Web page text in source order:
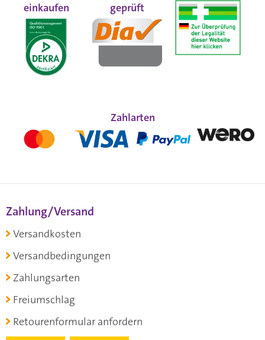
einkaufen
geprüft
Zahlarten
Zahlung/Versand
Versandkosten
Versandbedingungen
Zahlungsarten
Freiumschlag
Retourenformular anfordern